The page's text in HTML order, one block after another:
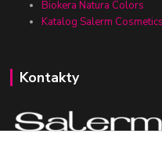
Biokera Natura Colors
Katalog Salerm
Kontakty